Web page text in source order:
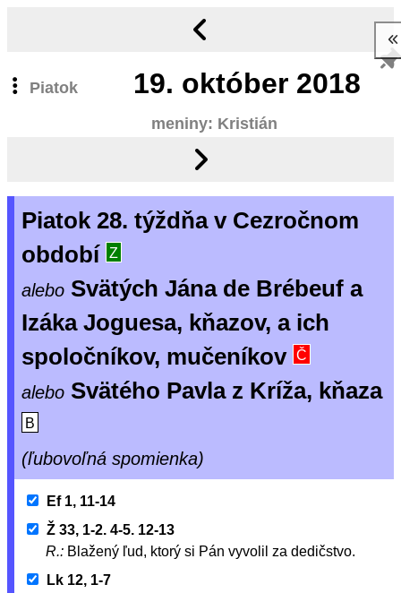
Piatok 19. október 2018
meniny: Kristián
Piatok 28. týždňa v Cezročnom
období
Z
alebo Svätých Jána de Brébeuf a
Izáka Joguesa, kňazov, a ich
spoločníkov, mučeníkov Č
alebo Svätého Pavla z Kríža, kňaza
B
(ľubovoľná spomienka)
Ef 1, 11-14
Ž 33, 1-2. 4-5. 12-13
R.: Blažený ľud, ktorý si Pán vyvolil za dedičstvo.
Lk 12, 1-7